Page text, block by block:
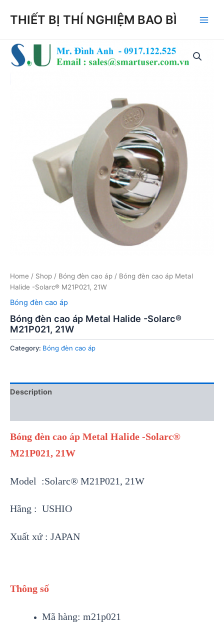
THIẾT BỊ THÍ NGHIỆM BAO BÌ
Home / Shop / Bóng đèn cao áp / Bóng đèn cao áp Metal
Halide -Solarc® M21P021, 21W
Bóng đèn cao áp
Bóng đèn cao áp Metal Halide -Solarc®
M21P021, 21W
Category: Bóng đèn cao áp
Description
Bóng đèn cao áp Metal Halide -Solarc®
M21P021, 21W
Model :Solarc® M21P021, 21W
Hãng : USHIO
Xuất xứ : JAPAN
Thông số
Mã hàng: m21p021